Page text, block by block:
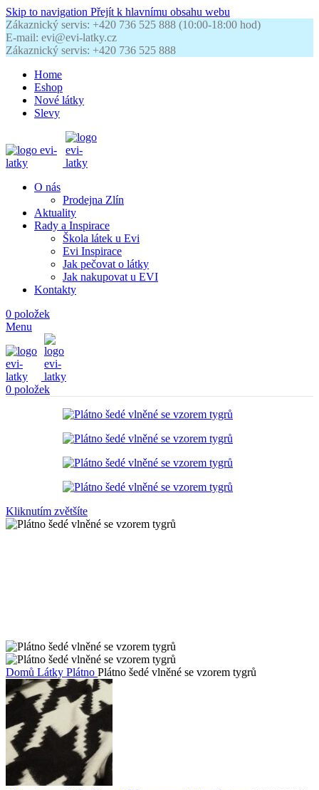
Skip to navigation Přejít k hlavnímu obsahu webu
Zákaznický servis: +420 736 525 888 (10:00-18:00 hod)
E-mail: evi@evi-latky.cz
Zákaznický servis: +420 736 525 888
Home
Eshop
Nové látky
Slevy
O nás
Prodejna Zlín
Aktuality
Rady a Inspirace
Škola látek u Evi
Evi Inspirace
Jak pečovat o látky
Jak nakupovat u EVI
Kontakty
0 položek
Menu
0 položek
Kliknutím zvětšíte
Domů Látky Plátno Plátno šedé vlněné se vzorem tygrů